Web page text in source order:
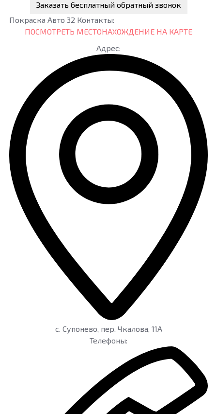
Заказать бесплатный обратный звонок
Покраска Авто 32 Контакты:
ПОСМОТРЕТЬ МЕСТОНАХОЖДЕНИЕ НА КАРТЕ
Адрес:
c. Супонево пер. Чкалова, 11А
Телефоны: